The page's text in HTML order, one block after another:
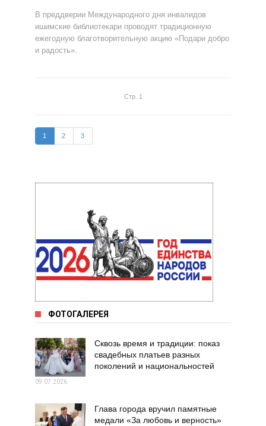
В преддверии Международного дня инвалидов
ишимские библиотекари проводят традиционную
ежегодную благотворительную акцию «Подари добро
и радость».
Стр. 1
1 2 3
ФОТОГАЛЕРЕЯ
Сквозь время и традиции: показ
свадебных платьев разных
поколений и национальностей
09.07.2026
Глава города вручил памятные
медали «За любовь и верность»